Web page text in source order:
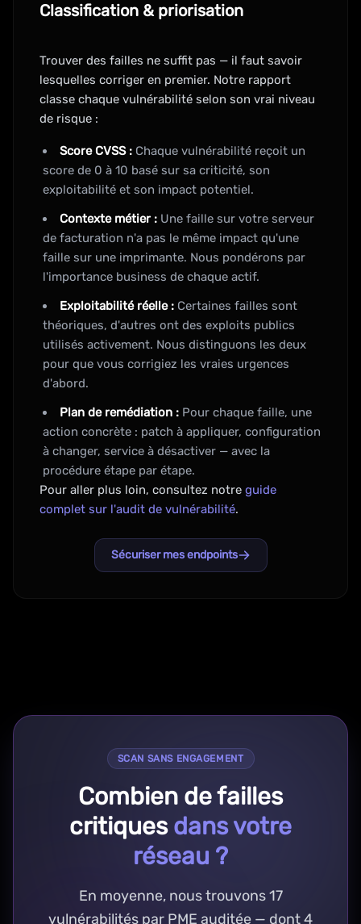
Classification & priorisation
Trouver des failles ne suffit pas — il faut savoir
lesquelles corriger en premier. Notre rapport
classe chaque vulnérabilité selon son vrai niveau
de risque :
Score CVSS : Chaque vulnérabilité reçoit un
score de 0 à 10 basé sur sa criticité, son
exploitabilité et son impact potentiel.
Contexte métier : Une faille sur votre serveur
de facturation n'a pas le même impact qu'une
faille sur une imprimante. Nous pondérons par
l'importance business de chaque actif.
Exploitabilité réelle : Certaines failles sont
théoriques, d'autres ont des exploits publics
utilisés activement. Nous distinguons les deux
pour que vous corrigiez les vraies urgences
d'abord.
Plan de remédiation : Pour chaque faille, une
action concrète : patch à appliquer, configuration
à changer, service à désactiver — avec la
procédure étape par étape.
Pour aller plus loin, consultez notre guide
complet sur l'audit de vulnérabilité.
Sécuriser mes endpoints
SCAN SANS ENGAGEMENT
Combien de failles
critiquesdans votre
réseau ?
En moyenne, nous trouvons 17
vulnérabilités par PME auditée — dont 4